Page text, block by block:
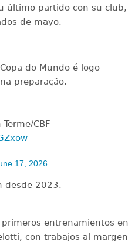
último partido con su club,
de mayo.
do Mundo é logo
preparação.
CBF
17, 2026
desde 2023.
entrenamientos en
con trabajos al margen